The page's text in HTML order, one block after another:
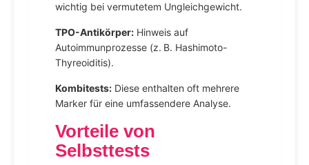
wichtig bei vermutetem Ungleichgewicht.
TPO-Antikörper: Hinweis auf
Autoimmunprozesse (z. B. Hashimoto-
Thyreoiditis).
Kombitests: Diese enthalten oft mehrere
Marker für eine umfassendere Analyse.
Vorteile von
Selbsttests